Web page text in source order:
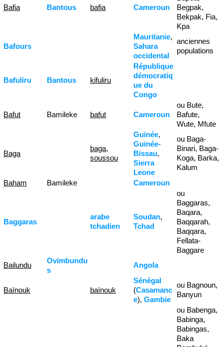
Bafia Bantous bafia Cameroun
Begpak,
Bekpak, Fia,
Kpa
Bafours
Mauritanie,
Sahara
occidental
anciennes
populations
Bafuliru Bantous kifuliru
République
démocratiq
ue du
Congo
Bafut Bamileke bafut Cameroun
ou Bute,
Bafute,
Wute, Mfute
Baga
baga,
soussou
Guinée,
Guinée-
Bissau,
Sierra
Leone
ou Baga-
Binari, Baga-
Koga, Barka,
Kalum
Baham
Bamileke Cameroun
Baggaras
arabe
tchadien
Soudan,
Tchad
ou
Baggaras,
Baqara,
Baqqarah,
Baqqara,
Fellata-
Baggare
Bailundu
Ovimbundu
s
Angola
Baïnouk baïnouk
Sénégal
(Casamanc
e), Gambie
ou Bagnoun,
Banyun
ou Babenga,
Babinga,
Babingas,
Baka